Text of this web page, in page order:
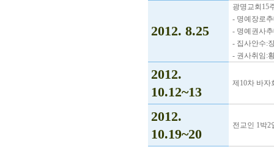
2012. 8.25
광명교회15
- 명예장로
- 명예권사
- 집사안수:
- 권사취임:
2012.
10.12~13
제10차 바자
2012.
10.19~20
전교인 1박